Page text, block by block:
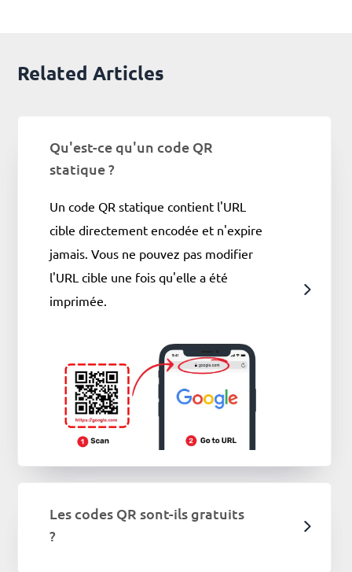
Related Articles
Qu'est-ce qu'un code QR
statique ?
Un code QR statique contient l'URL
cible directement encodée et n'expire
jamais. Vous ne pouvez pas modifier
l'URL cible une fois qu'elle a été
imprimée.
Les codes QR sont-ils gratuits
?